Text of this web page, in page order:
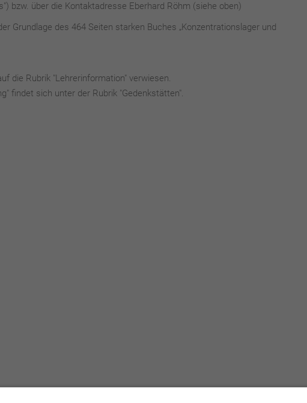
bzw. über die Kontaktadresse Eberhard Röhm (siehe oben)
Grundlage des 464 Seiten starken Buches „Konzentrationslager und
die Rubrik "Lehrerinformation" verwiesen.
findet sich unter der Rubrik "Gedenkstätten".